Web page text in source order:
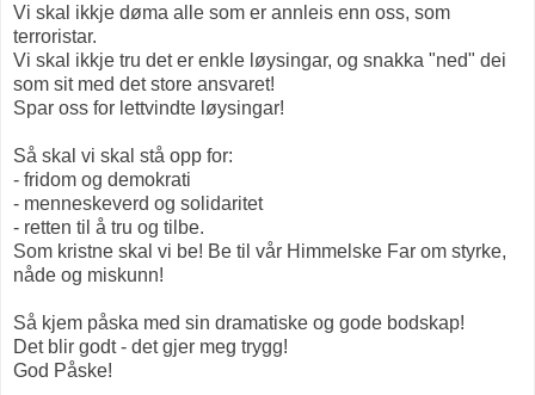
Vi skal ikkje døma alle som er annleis enn oss, som
terroristar.
Vi skal ikkje tru det er enkle løysingar, og snakka "ned" dei
som sit med det store ansvaret!
Spar oss for lettvindte løysingar!
Så skal vi skal stå opp for:
- fridom og demokrati
- menneskeverd og solidaritet
- retten til å tru og tilbe.
Som kristne skal vi be! Be til vår Himmelske Far om styrke,
nåde og miskunn!
Så kjem påska med sin dramatiske og gode bodskap!
Det blir godt - det gjer meg trygg!
God Påske!